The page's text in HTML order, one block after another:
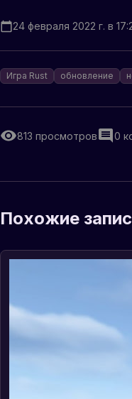
24 февраля 2022 г. в
Игра Rust обновление
813 просмотров 0
Похожие